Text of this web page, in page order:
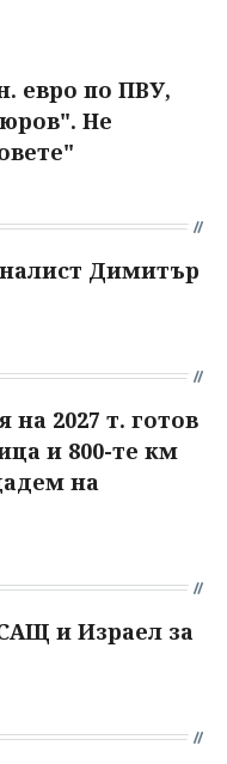
евро по ПВУ,
Не
Димитър
2027 т. готов
и 800-те км
на
и Израел за